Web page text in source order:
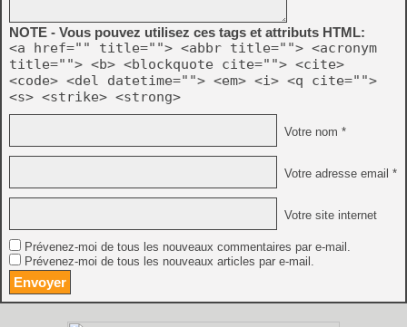
NOTE - Vous pouvez utilisez ces tags et attributs HTML:
<a href="" title=""> <abbr title=""> <acronym
title=""> <b> <blockquote cite=""> <cite>
<code> <del datetime=""> <em> <i> <q cite="">
<s> <strike> <strong>
Votre nom *
Votre adresse email *
Votre site internet
Prévenez-moi de tous les nouveaux commentaires par e-mail.
Prévenez-moi de tous les nouveaux articles par e-mail.